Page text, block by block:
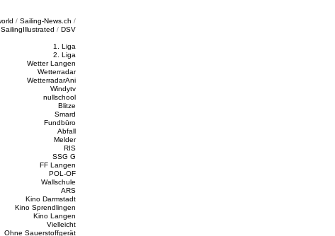
/ Sailing-News.ch /
SailingIllustrated / DSV
1. Liga
2. Liga
Wetter Langen
Wetterradar
WetterradarAni
Windytv
nullschool
Blitze
Smard
Fundbüro
Abfall
Melder
RIS
SSG G
FF Langen
POL-OF
Wallschule
ARS
Kino Darmstadt
Kino Sprendlingen
Kino Langen
Vielleicht
Ohne Sauerstoffgerät